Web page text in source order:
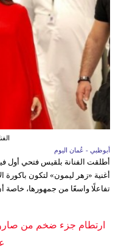
أبوظبي - عُمان اليوم
أطلقت الفنانة بلقيس فتحي أول
أغنية «زهر ليمون» لتكون
تفاعلًا واسعًا من جمهورها، خاصة
ارتطام جزء ضخم من